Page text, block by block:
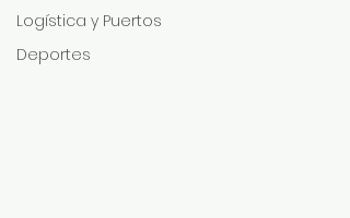
Logística y Puertos
Deportes